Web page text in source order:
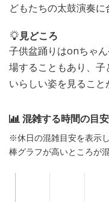
どもたちの太鼓演奏に
見どころ
子供盆踊りはonちゃ
場することもあり、
いらしい姿を見ること
混雑する時間の目安
※休日の混雑目安を表示し
棒グラフが高いところが